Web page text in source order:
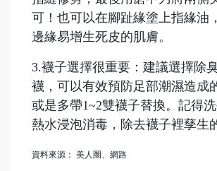
可！也可以在腳趾緣塗上指緣油
邊緣易增生死皮的肌膚。
3.襪子選擇很重要：建議選擇除
襪，可以有效預防足部潮濕造成
或是多帶1~2雙襪子替換。記得
熱水浸泡消毒，除去襪子裡孳生
資料來源： 美人圈、網路